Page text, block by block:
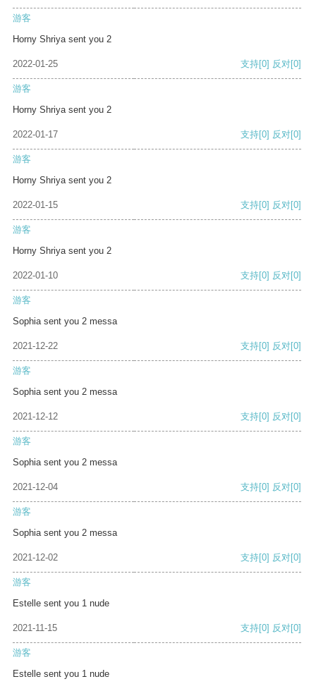
游客
Horny Shriya sent you 2
2022-01-25 支持[0] 反对[0]
游客
Horny Shriya sent you 2
2022-01-17 支持[0] 反对[0]
游客
Horny Shriya sent you 2
2022-01-15 支持[0] 反对[0]
游客
Horny Shriya sent you 2
2022-01-10 支持[0] 反对[0]
游客
Sophia sent you 2 messa
2021-12-22 支持[0] 反对[0]
游客
Sophia sent you 2 messa
2021-12-12 支持[0] 反对[0]
游客
Sophia sent you 2 messa
2021-12-04 支持[0] 反对[0]
游客
Sophia sent you 2 messa
2021-12-02 支持[0] 反对[0]
游客
Estelle sent you 1 nude
2021-11-15 支持[0] 反对[0]
游客
Estelle sent you 1 nude